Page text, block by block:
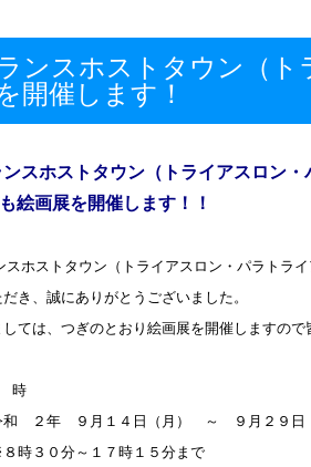
ンスホストタウン（
開催します！
スホストタウン（トライアスロン・
絵画展を開催します！！
スホストタウン（トライアスロン・パラトラ
き、誠にありがとうございました。
ては、つぎのとおり絵画展を開催しますので
時
年 ９月１４日（月） ～ ９月２９日
０分～１７時１５分まで